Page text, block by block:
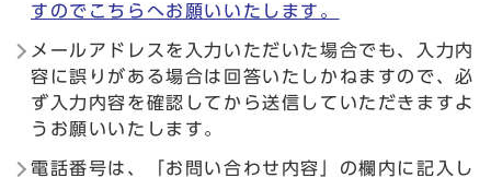
すのでこちらへお願いいたします。
メールアドレスを入力いただいた場合でも、入力内
容に誤りがある場合は回答いたしかねますので、必
ず入力内容を確認してから送信していただきますよ
うお願いいたします。
電話番号は、「お問い合わせ内容」の欄内に記入し